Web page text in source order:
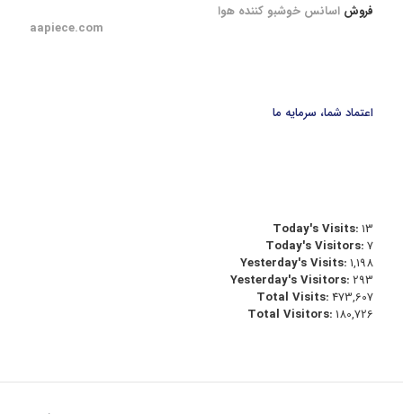
فروش اسانس خوشبو کننده هوا
aapiece.com
اعتماد شما، سرمایه ما
Today's Visits:13
Today's Visitors:7
Yesterday's Visits:1,198
Yesterday's Visitors:293
Total Visits:473,607
Total Visitors:180,726